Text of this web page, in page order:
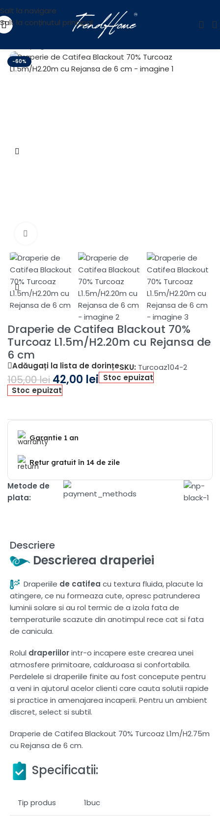
Salt la navigare
Salt la conținutul principal
-60%
Draperie de Catifea Blackout 70%
Turcoaz L1.5m/H2.20m cu Rejansa de
6 cm
Adăugați la lista de dorințeSKU: Turcoaz104-2
105,00lei 42,00 lei Stoc epuizat
Stoc epuizat
Garantie 1 an
Retur gratuit în 14 de zile
Metode de
plata:
Descriere
Descrierea draperiei
Draperiile de catifea cu textura fluida, placute la
atingere, ce nu formeaza cute, opresc patrunderea
luminii solare si au rol termic de a izola fata de
temperaturile scazute din anotimpul rece cat si fata
de canicula.
Rolul draperiilorintr-o incapere este crearea unei
atmosfere primitoare, calduroasa si confortabila.
Perdelele si draperiile finite au fost concepute pentru
a veni in ajutorul acelor clienti care cauta solutii rapide
si practice in amenajarea incaperii. Pentru un ambient
discret, select si subtil.
Draperie de Catifea Blackout 70% Turcoaz L1m/H2.75m
cu Rejansa de 6 cm.
Specificatii:
Tip produs 1buc